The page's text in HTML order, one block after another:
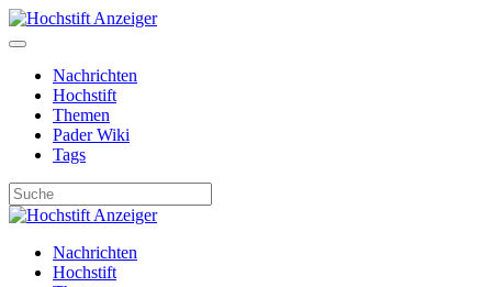
Nachrichten
Hochstift
Themen
Pader Wiki
Tags
Nachrichten
Hochstift